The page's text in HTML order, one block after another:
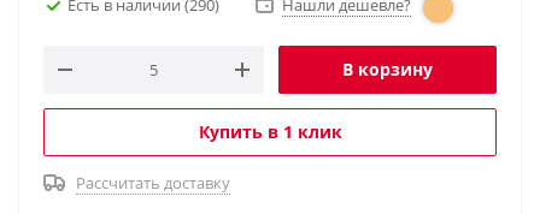
Нашли дешевле?
В корзину
Купить в 1 клик
Рассчитать доставку